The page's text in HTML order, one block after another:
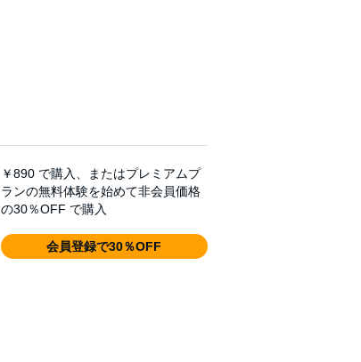
￥890 で購入、またはプレミアムプ
ランの無料体験を始めて非会員価格
の30％OFF で購入
会員登録で30％OFF